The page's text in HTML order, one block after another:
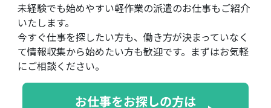
未経験でも始めやすい軽作業の派遣のお仕事もご紹介
いたします。
今すぐ仕事を探したい方も、働き方が決まっていなく
て情報収集から始めたい方も歓迎です。まずはお気軽
にご相談ください。
お仕事をお探しの方は